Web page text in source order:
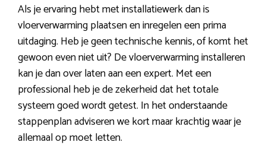
Als je ervaring hebt met installatiewerk dan is
vloerverwarming plaatsen en inregelen een prima
uitdaging. Heb je geen technische kennis, of komt het
gewoon even niet uit? De vloerverwarming installeren
kan je dan over laten aan een expert. Met een
professional heb je de zekerheid dat het totale
systeem goed wordt getest. In het onderstaande
stappenplan adviseren we kort maar krachtig waar je
allemaal op moet letten.